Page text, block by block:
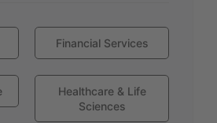
Financial Services
Healthcare & Life
Sciences